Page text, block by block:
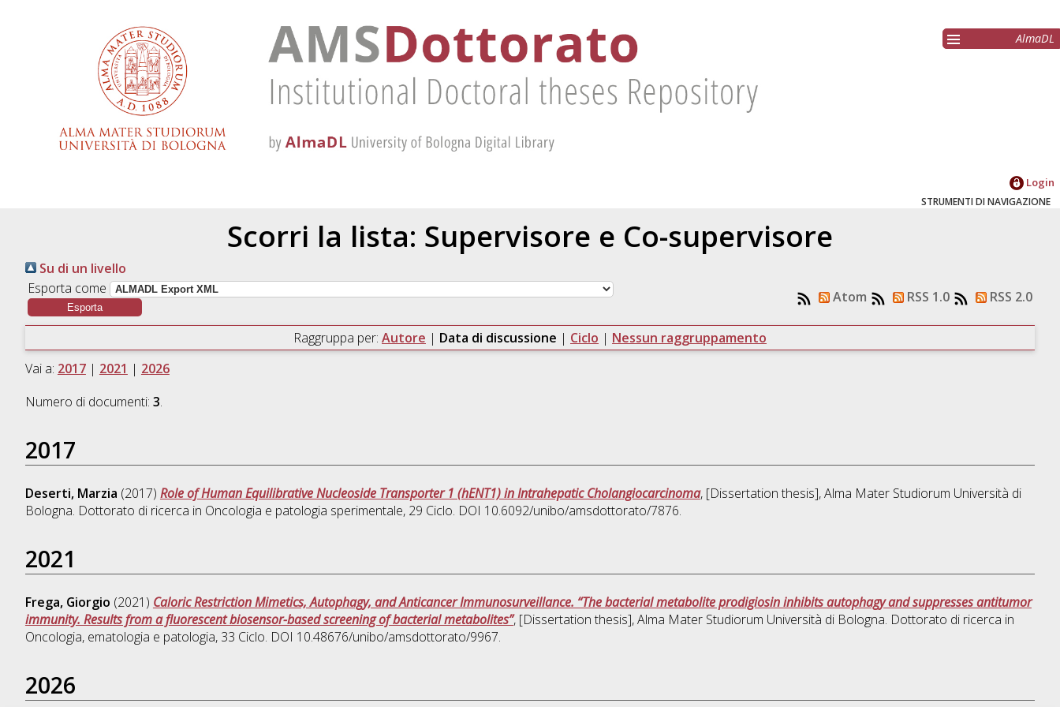
AlmaDL
Login
STRUMENTI DI NAVIGAZIONE
Scorri la lista: Supervisore e Co-supervisore
Su di un livello
Esporta come
Atom RSS 1.0 RSS 2.0
Raggruppa per: Autore | Data di discussione | Ciclo | Nessun raggruppamento
Vai a: 2017| 2021 | 2026
Numero di documenti: 3.
2017
Deserti, Marzia (2017) Role of Human Equilibrative Nucleoside Transporter 1 (hENT1) in Intrahepatic Cholangiocarcinoma, [Dissertation thesis], Alma Mater Studiorum Università di
Bologna. Dottorato di ricerca in Oncologia e patologia sperimentale, 29 Ciclo. DOI 10.6092/unibo/amsdottorato/7876.
2021
Frega, Giorgio (2021) Caloric Restriction Mimetics, Autophagy, and Anticancer Immunosurveillance. “The bacterial metabolite prodigiosin inhibits autophagy and suppresses antitumor
immunity. Results from a fluorescent biosensor-based screening of bacterial metabolites”, [Dissertation thesis], Alma Mater Studiorum Università di Bologna. Dottorato di ricerca in
Oncologia, ematologia e patologia, 33 Ciclo. DOI 10.48676/unibo/amsdottorato/9967.
2026